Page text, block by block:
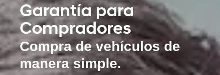
Garantía para
Compradores
Compra de vehículos de
manera simple.